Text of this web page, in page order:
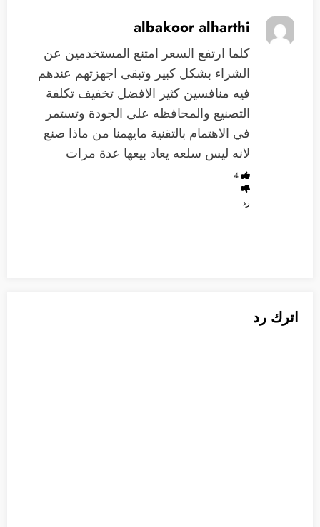
albakoor alharthi
كلما ارتفع السعر امتنع المستخدمين عن
الشراء بشكل كبير وتبقى اجهزتهم عندهم
فيه منافسين كثير الافضل تخفيف تكلفة
التصنيع والمحافظه على الجودة وتستمر
في الاهتمام بالتقنية مايهمنا من ماذا صنع
لانه ليس سلعه يعاد بيعها عدة مرات
4
رد
اترك رد